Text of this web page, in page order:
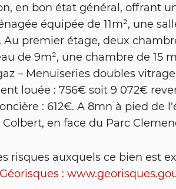
en bon état général, offrant
équipée de 11m², une
premier étage, deux
de 9m², une chambre de 15
– Menuiseries doubles
louée : 756€ soit 9 072€
: 612€. A 8mn à pied de
en face du Parc
risques auxquels ce bien est
Géorisques :